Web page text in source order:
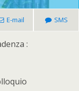
E-mail SMS
: